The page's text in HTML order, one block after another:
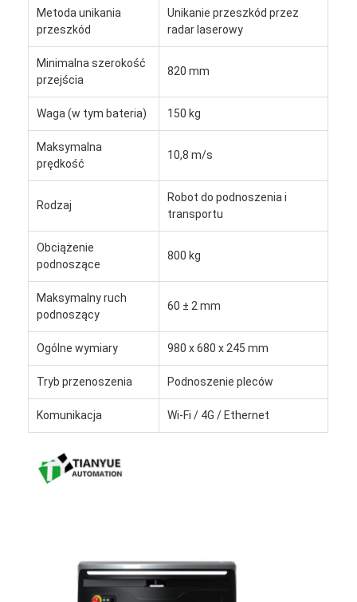
Metoda unikania
przeszkód
Unikanie przeszkód przez
radar laserowy
Minimalna szerokość
przejścia
820 mm
Waga (w tym bateria) 150 kg
Maksymalna
prędkość
10,8 m/s
Rodzaj
Robot do podnoszenia i
transportu
Obciążenie
podnoszące
800 kg
Maksymalny ruch
podnoszący
60 ± 2 mm
Ogólne wymiary 980 x 680 x 245 mm
Tryb przenoszenia Podnoszenie pleców
Komunikacja Wi-Fi / 4G / Ethernet